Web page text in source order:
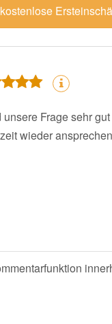
Frage sehr
wieder